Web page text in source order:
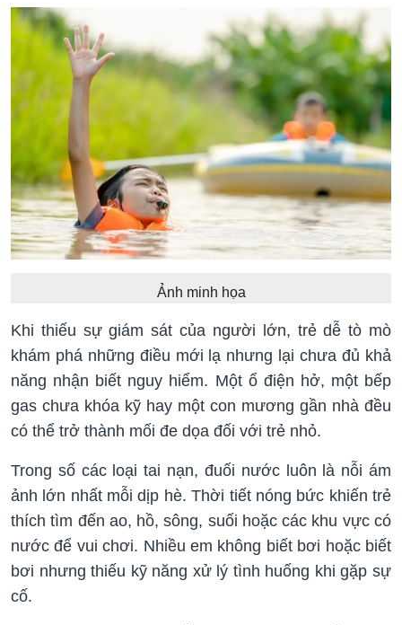
Ảnh minh họa
Khi thiếu sự giám sát của người lớn, trẻ dễ tò mò
khám phá những điều mới lạ nhưng lại chưa đủ khả
năng nhận biết nguy hiểm. Một ổ điện hở, một bếp
gas chưa khóa kỹ hay một con mương gần nhà đều
có thể trở thành mối đe dọa đối với trẻ nhỏ.
Trong số các loại tai nạn, đuối nước luôn là nỗi ám
ảnh lớn nhất mỗi dịp hè. Thời tiết nóng bức khiến trẻ
thích tìm đến ao, hồ, sông, suối hoặc các khu vực có
nước để vui chơi. Nhiều em không biết bơi hoặc biết
bơi nhưng thiếu kỹ năng xử lý tình huống khi gặp sự
cố.